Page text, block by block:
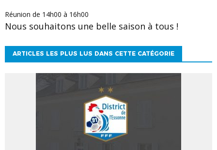
Réunion de 14h00 à 16h00
Nous souhaitons une belle saison à tous !
ARTICLES LES PLUS LUS DANS CETTE CATÉGORIE